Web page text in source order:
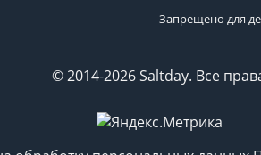
Запрещено для
© 2014-2026 Saltday. Все